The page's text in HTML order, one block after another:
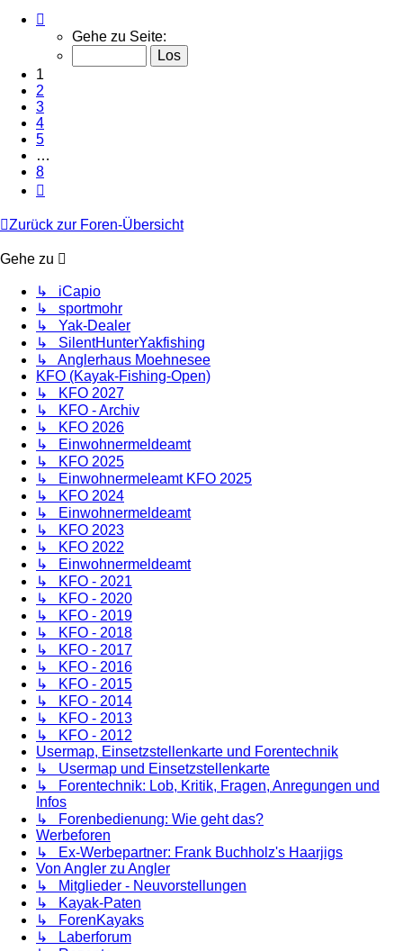
Gehe zu Seite:
1
2
3
4
5
…
8
Zurück zur Foren-Übersicht
Gehe zu
↳ iCapio
↳ sportmohr
↳ Yak-Dealer
↳ SilentHunterYakfishing
↳ Anglerhaus Moehnesee
KFO (Kayak-Fishing-Open)
↳ KFO 2027
↳ KFO - Archiv
↳ KFO 2026
↳ Einwohnermeldeamt
↳ KFO 2025
↳ Einwohnermeleamt KFO 2025
↳ KFO 2024
↳ Einwohnermeldeamt
↳ KFO 2023
↳ KFO 2022
↳ Einwohnermeldeamt
↳ KFO - 2021
↳ KFO - 2020
↳ KFO - 2019
↳ KFO - 2018
↳ KFO - 2017
↳ KFO - 2016
↳ KFO - 2015
↳ KFO - 2014
↳ KFO - 2013
↳ KFO - 2012
Usermap, Einsetzstellenkarte und Forentechnik
↳ Usermap und Einsetzstellenkarte
↳ Forentechnik: Lob, Kritik, Fragen, Anregungen und
Infos
↳ Forenbedienung: Wie geht das?
Werbeforen
↳ Ex-Werbepartner: Frank Buchholz's Haarjigs
Von Angler zu Angler
↳ Mitglieder - Neuvorstellungen
↳ Kayak-Paten
↳ ForenKayaks
↳ Laberforum